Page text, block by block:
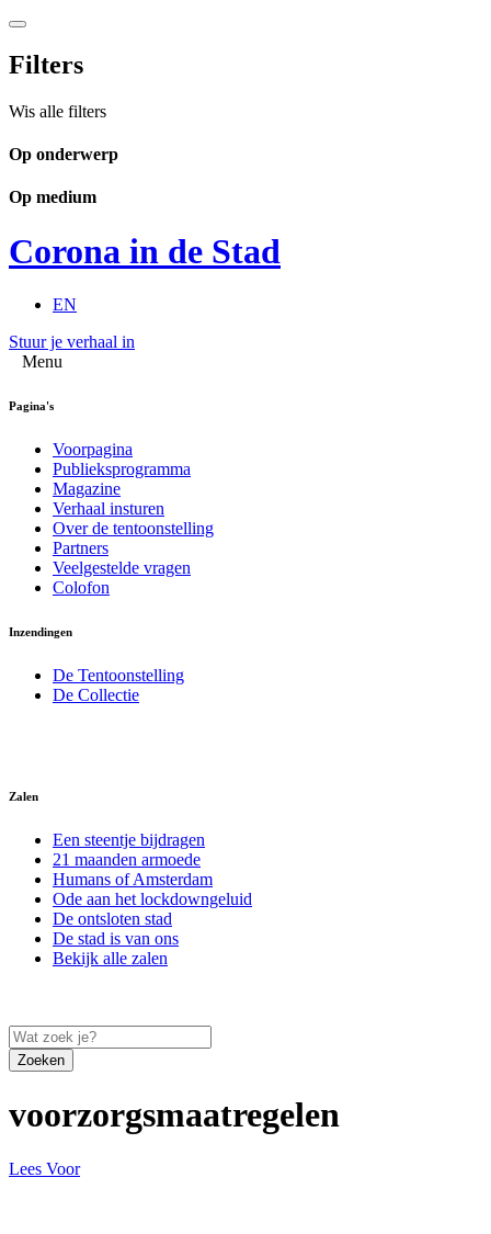
Filters
Wis alle filters
Op onderwerp
Op medium
Corona in de Stad
EN
Stuur je verhaal in
Menu
Pagina's
Voorpagina
Publieksprogramma
Magazine
Verhaal insturen
Over de tentoonstelling
Partners
Veelgestelde vragen
Colofon
Inzendingen
De Tentoonstelling
De Collectie
Zalen
Een steentje bijdragen
21 maanden armoede
Humans of Amsterdam
Ode aan het lockdowngeluid
De ontsloten stad
De stad is van ons
Bekijk alle zalen
Zoeken
voorzorgsmaatregelen
Lees Voor